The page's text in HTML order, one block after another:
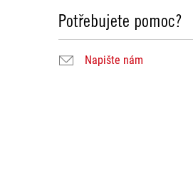
Potřebujete pomoc?
Napište nám